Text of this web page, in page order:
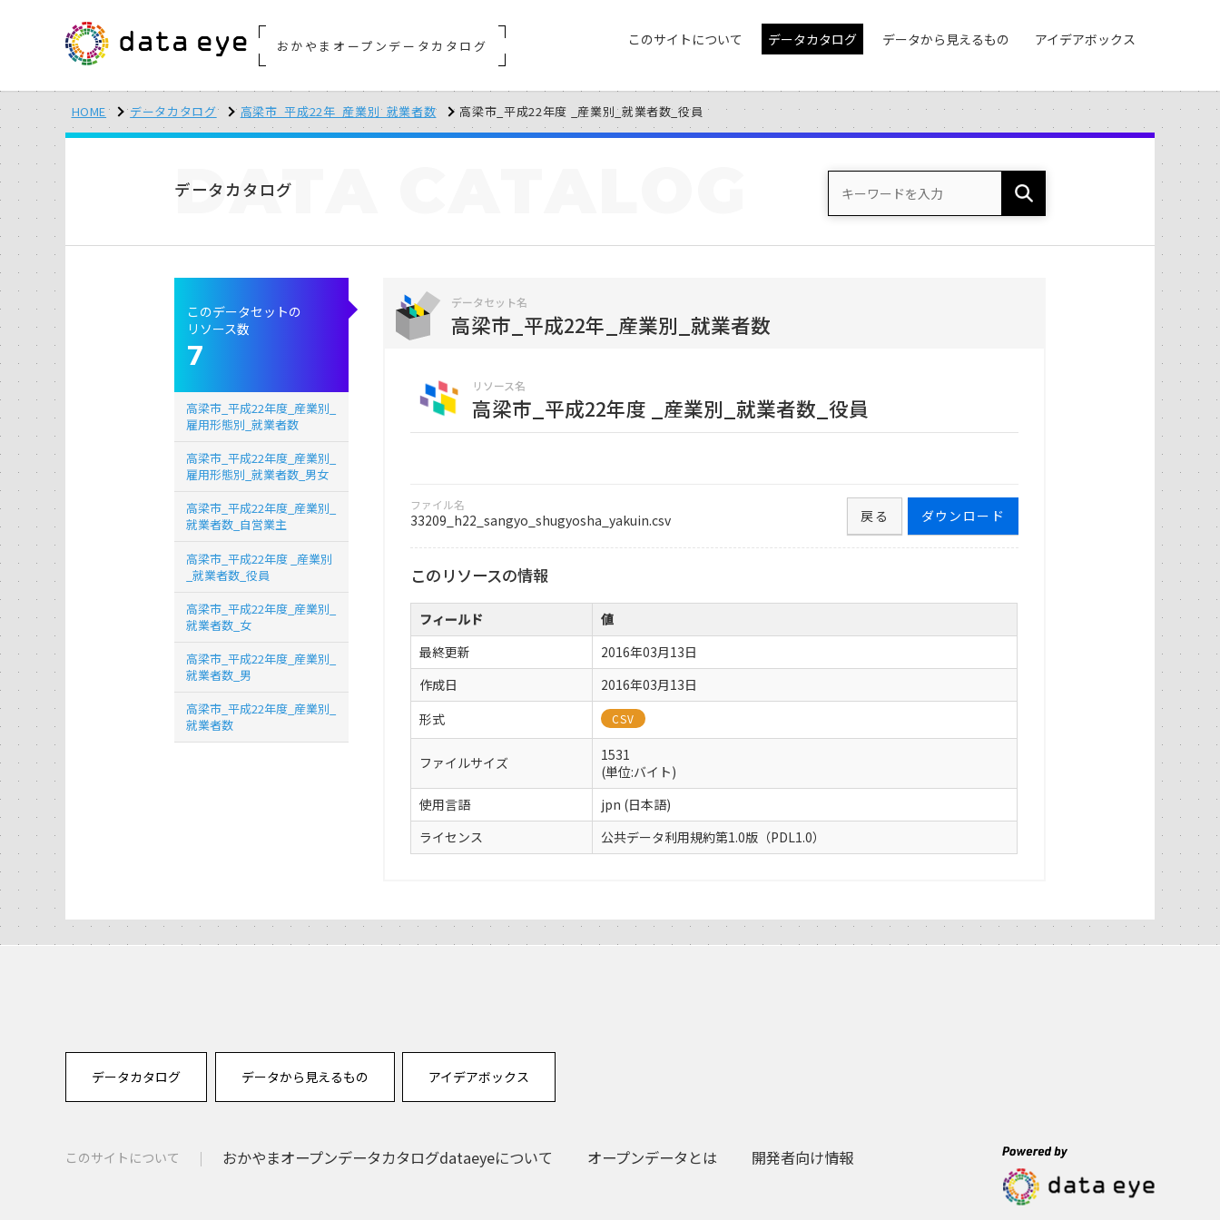
おかやまオープンデータカタログ このサイトについて データカタログ データから見えるもの アイデアボックス
HOME データカタログ 高梁市_平成22年_産業別_就業者数 高梁市_平成22年度 _産業別_就業者数_役員
データカタログ
DATA
データセット名
高梁市_平成22年_産業別_就業者数
リソース名
高梁市_平成22年度 _産業別_就業者数_役員
ファイル名
33209_h22_sangyo_shugyosha_yakuin.csv ダウンロード
戻る
このリソースの情報
フィールド
値
最終更新
2016年03月13日
作成日
2016年03月13日
形式
CSV
ファイルサイズ
1531
(単位:バイト)
使用言語
jpn (日本語)
ライセンス
公共データ利用規約第1.0版（PDL1.0）
このデータセットの
リソース数
7
高梁市_平成22年度_産業別_
雇用形態別_就業者数
高梁市_平成22年度_産業別_
雇用形態別_就業者数_男女
高梁市_平成22年度_産業別_
就業者数_自営業主
高梁市_平成22年度 _産業別
_就業者数_役員
高梁市_平成22年度_産業別_
就業者数_女
高梁市_平成22年度_産業別_
就業者数_男
高梁市_平成22年度_産業別_
就業者数
データカタログ データから見えるもの アイデアボックス
このサイトについて おかやまオープンデータカタログdataeyeについて オープンデータとは 開発者向け情報